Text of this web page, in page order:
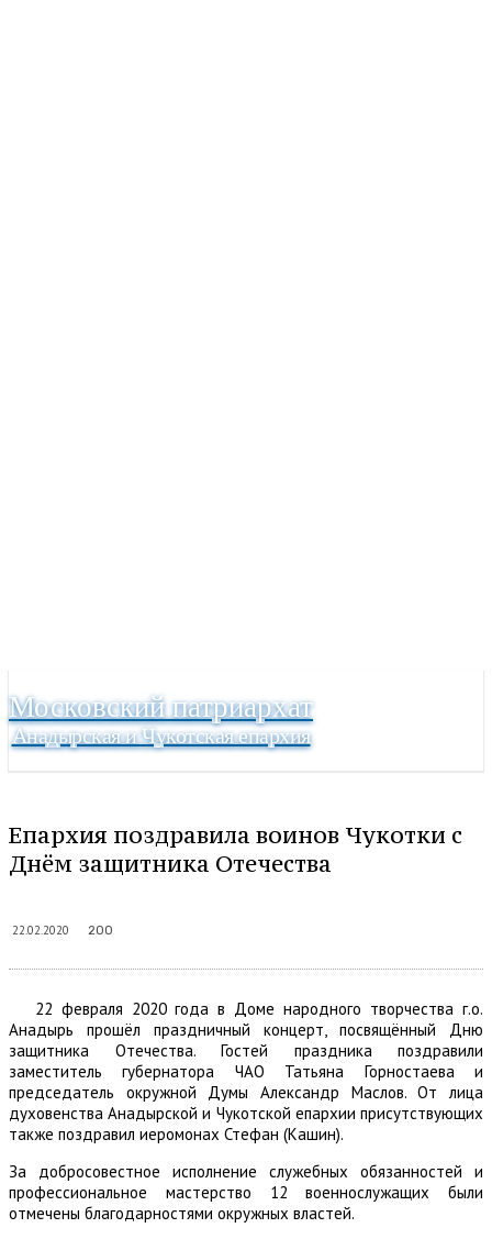
Московский патриархат
Анадырская и Чукотская епархия
Епархия поздравила воинов Чукотки с
Днём защитника Отечества
22.02.2020 200
22 февраля 2020 года в Доме народного творчества г.о.
Анадырь прошёл праздничный концерт, посвящённый Дню
защитника Отечества. Гостей праздника поздравили
заместитель губернатора ЧАО Татьяна Горностаева и
председатель окружной Думы Александр Маслов. От лица
духовенства Анадырской и Чукотской епархии присутствующих
также поздравил иеромонах Стефан (Кашин).
За добросовестное исполнение служебных обязанностей и
профессиональное мастерство 12 военнослужащих были
отмечены благодарностями окружных властей.